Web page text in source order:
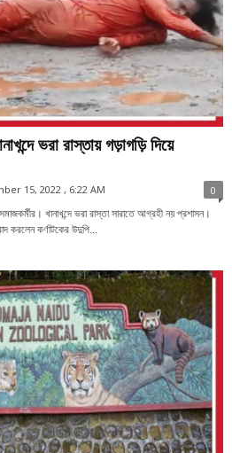
ভরা রাস্তায় গড়াগড়ি দিয়ে
15, 2022 , 6:22 AM 0
খানাখন্দে ভরা রাস্তা সারাতে আগ্রহী নয় প্রশাসন।
করলেন কর্ণাটকের উদুপি...